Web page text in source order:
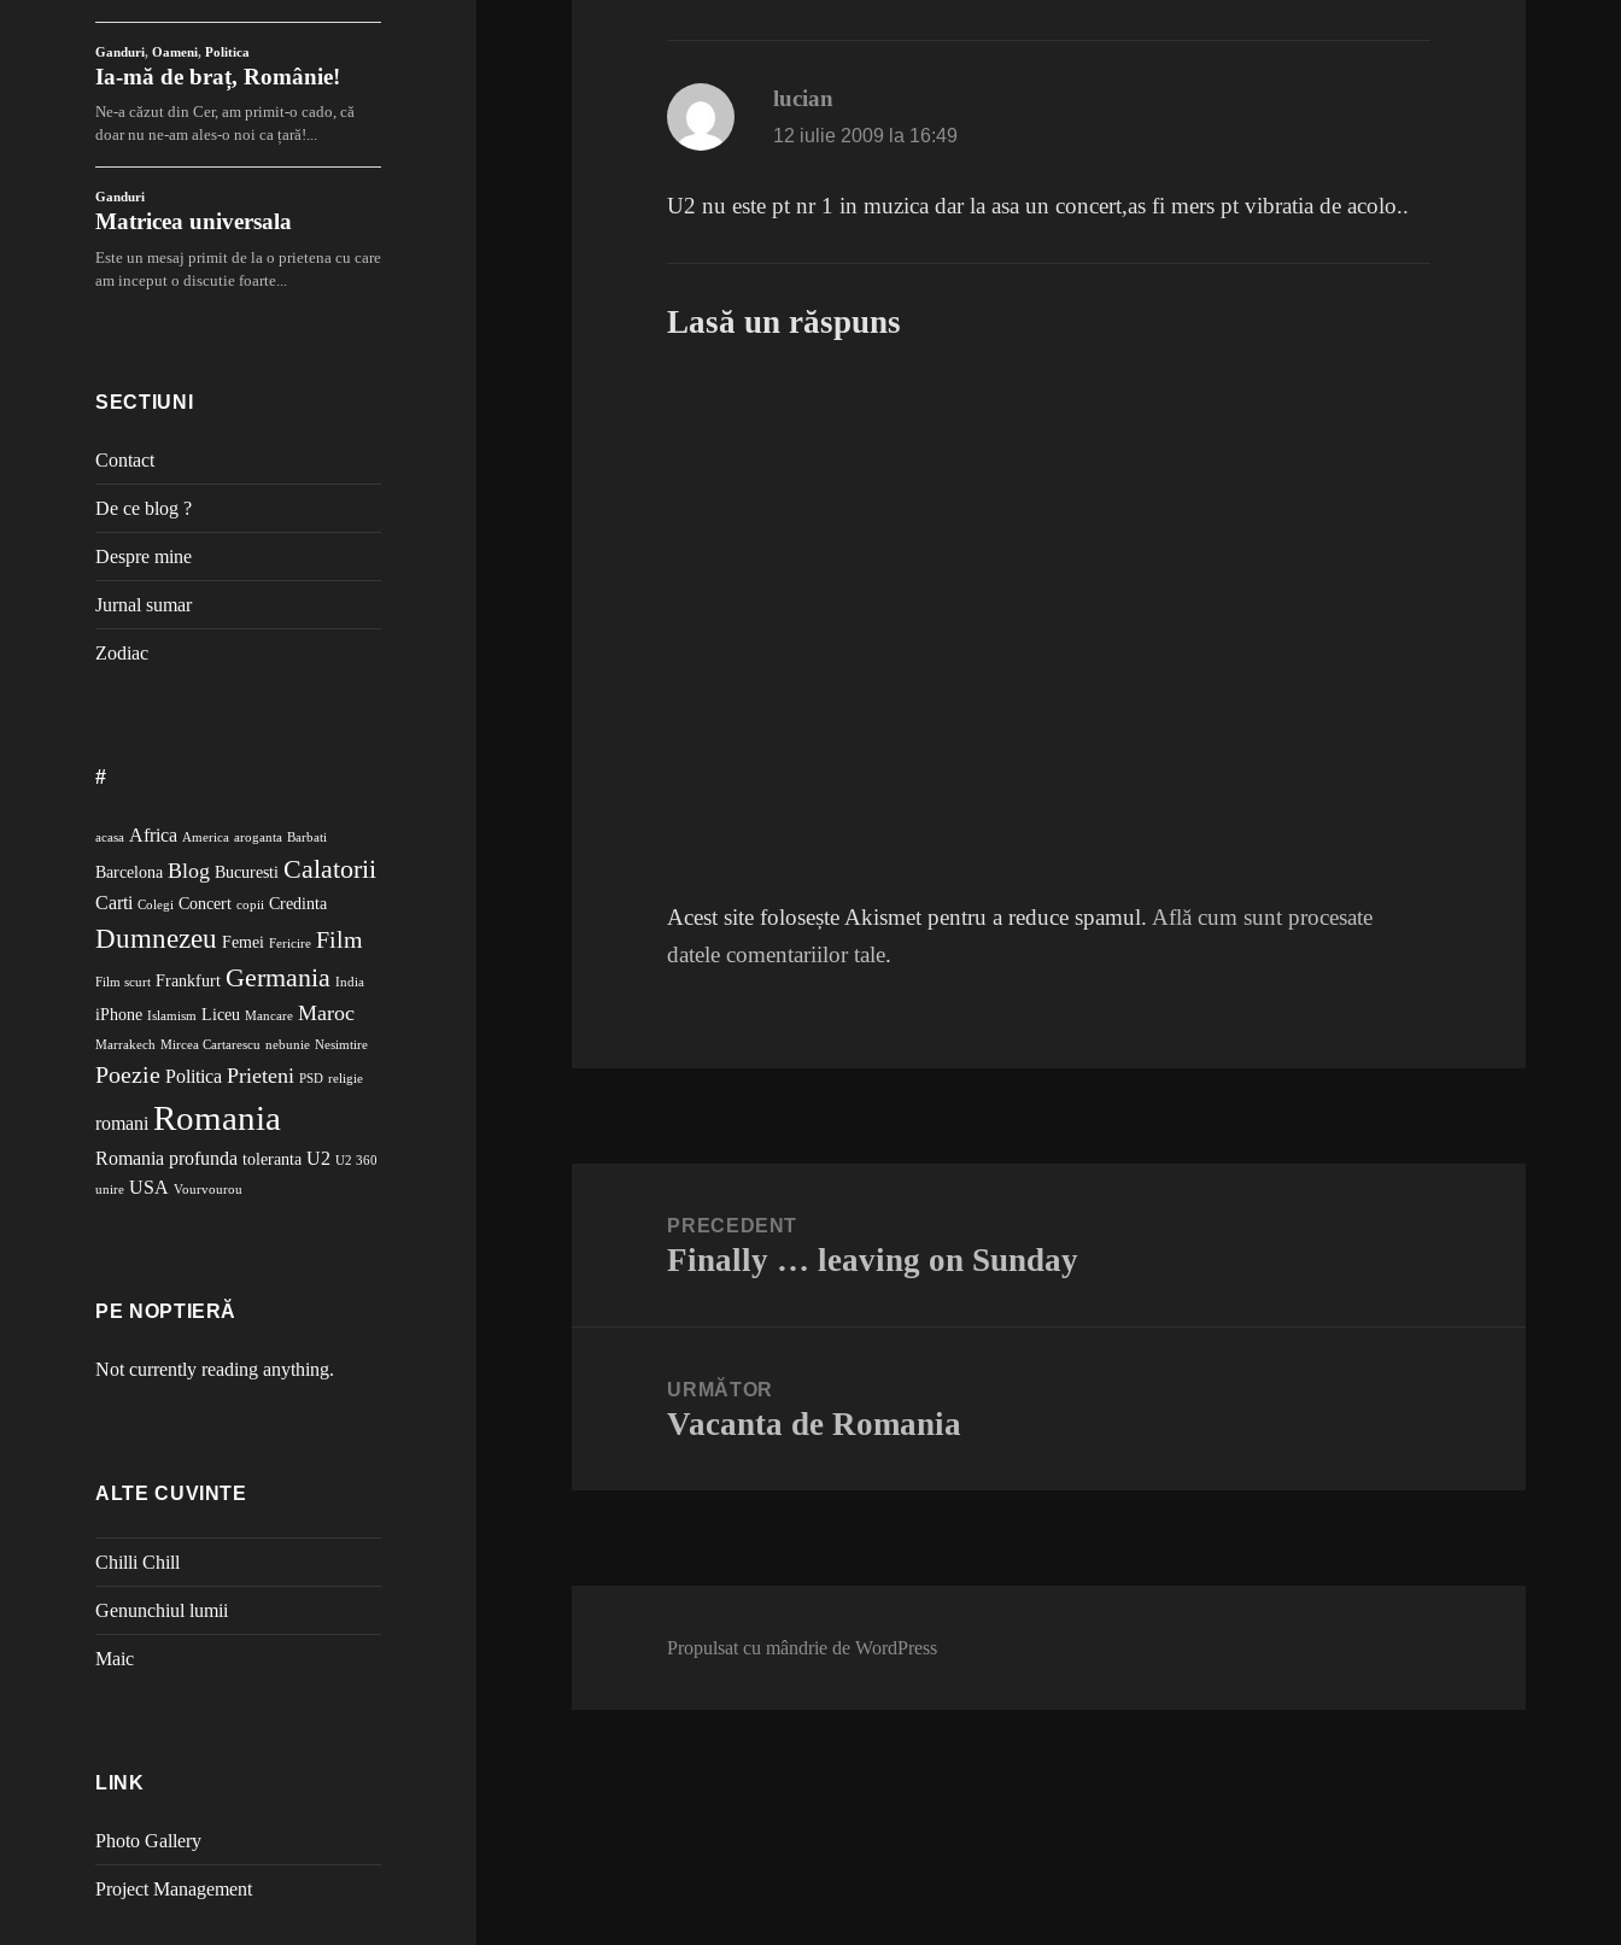
Ganduri,Oameni,Politica
Ia-mă de braț, Românie!
Ne-a căzut din Cer, am primit-o cado, că
doar nu ne-am ales-o noi ca țară!...
Ganduri
Matricea universala
Este un mesaj primit de la o prietena cu care
am inceput o discutie foarte...
SECTIUNI
Contact
De ce blog ?
Despre mine
Jurnal sumar
Zodiac
#
acasa Africa America aroganta Barbati
Barcelona Blog Bucuresti Calatorii
Carti Colegi Concert copii Credinta
Dumnezeu Femei Fericire Film
Film scurt Frankfurt Germania India
iPhone Islamism Liceu Mancare Maroc
Marrakech Mircea Cartarescu nebunie Nesimtire
Poezie Politica Prieteni PSD religie
romani Romania
Romania profunda toleranta U2 U2 360
unire USA Vourvourou
PE NOPTIERĂ
Not currently reading anything.
ALTE CUVINTE
Chilli Chill
Genunchiul lumii
Maic
LINK
Photo Gallery
Project Management
lucian
12 iulie 2009 la 16:49
U2 nu este pt nr 1 in muzica dar la asa un concert,as fi mers pt vibratia de acolo..
Lasă un răspuns
Acest site folosește Akismet pentru a reduce spamul. Află cum sunt procesate
datele comentariilor tale.
PRECEDENT
Articolul
Finally … leaving on Sunday
URMĂTOR
Articolul
Vacanta de Romania
Propulsat cu mândrie de WordPress